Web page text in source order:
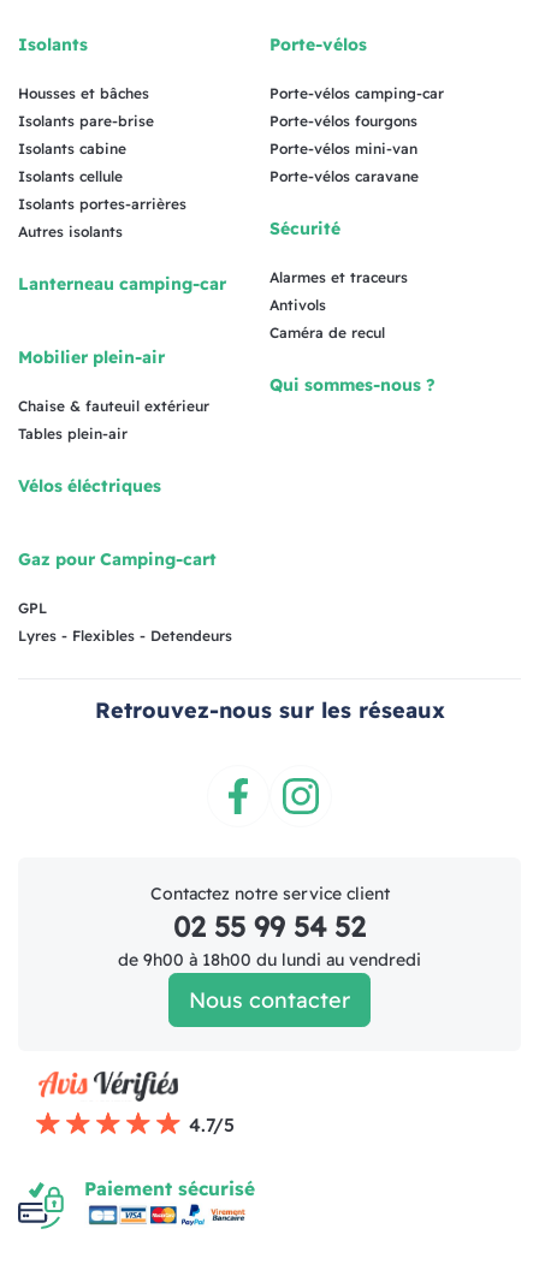
Isolants
Housses et bâches
Isolants pare-brise
Isolants cabine
Isolants cellule
Isolants portes-arrières
Autres isolants
Lanterneau camping-car
Mobilier plein-air
Chaise & fauteuil extérieur
Tables plein-air
Vélos éléctriques
Gaz pour Camping-cart
GPL
Lyres - Flexibles - Detendeurs
Porte-vélos
Porte-vélos camping-car
Porte-vélos fourgons
Porte-vélos mini-van
Porte-vélos caravane
Sécurité
Alarmes et traceurs
Antivols
Caméra de recul
Qui sommes-nous ?
Retrouvez-nous sur les réseaux
Contactez notre service client
02 55 99 54 52
de 9h00 à 18h00 du lundi au vendredi
Nous contacter
4.7/5
Paiement sécurisé